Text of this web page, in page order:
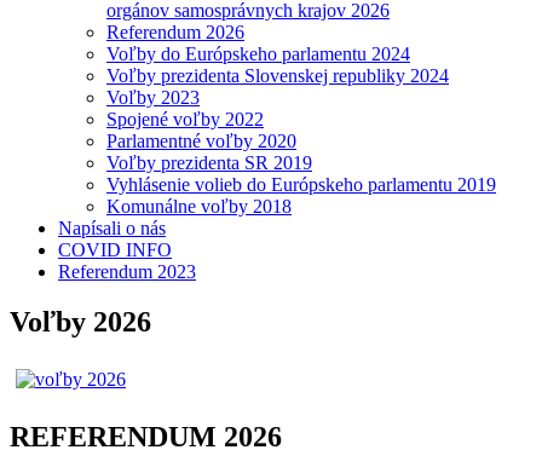
orgánov samosprávnych krajov 2026
Referendum 2026
Voľby do Európskeho parlamentu 2024
Voľby prezidenta Slovenskej republiky 2024
Voľby 2023
Spojené voľby 2022
Parlamentné voľby 2020
Voľby prezidenta SR 2019
Vyhlásenie volieb do Európskeho parlamentu 2019
Komunálne voľby 2018
Napísali o nás
COVID INFO
Referendum 2023
Voľby 2026
REFERENDUM 2026